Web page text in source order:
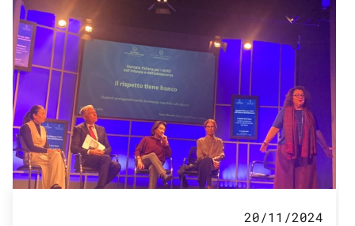
20/11/2024